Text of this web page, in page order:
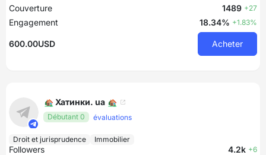
Couverture 1489 +27
Engagement 18.34% +1.83%
600.00USD Acheter
🏡 Хатинки. ua 🏡
Débutant 0 évaluations
Droit et jurisprudence Immobilier
Followers 4.2k +6